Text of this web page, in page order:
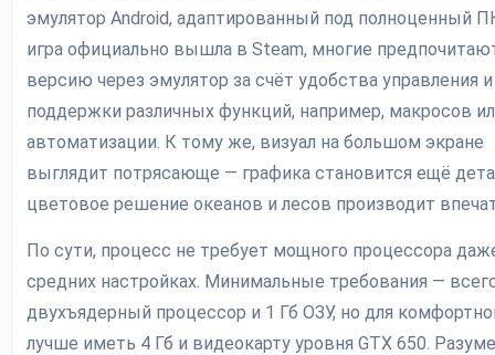
эмулятор Android, адаптированный под полноценный
игра официально вышла в Steam, многие
версию через эмулятор за счёт удобства управления и
поддержки различных функций, например, макросов
автоматизации. К тому же, визуал на большом экране
выглядит потрясающе — графика становится ещё
цветовое решение океанов и лесов производит
По сути, процесс не требует мощного процессора
средних настройках. Минимальные требования —
двухъядерный процессор и 1 Гб ОЗУ, но для
лучше иметь 4 Гб и видеокарту уровня GTX 650.